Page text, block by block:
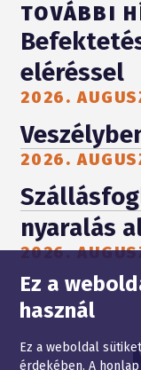
TOVÁBBI
eléréssel
2026.
2026.
nyaralás
2026.
Ez a
használ
Ez a weboldal
érdekében. A